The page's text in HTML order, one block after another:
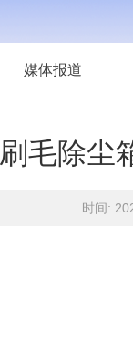
媒体报道
刷毛除尘
时间: